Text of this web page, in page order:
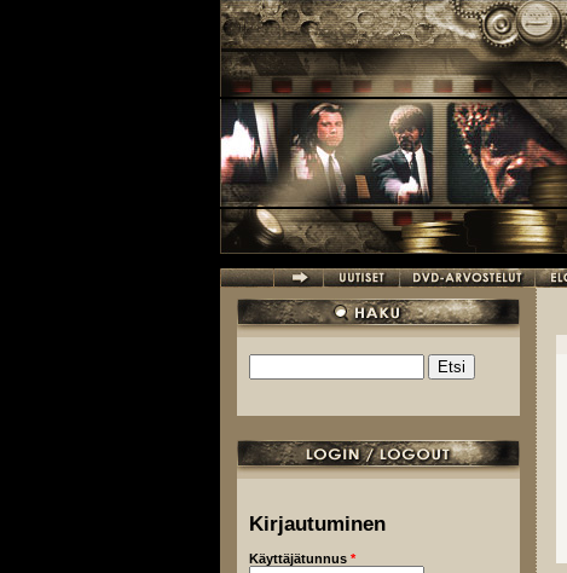
Hakulomake
Kirjautuminen
Käyttäjätunnus *